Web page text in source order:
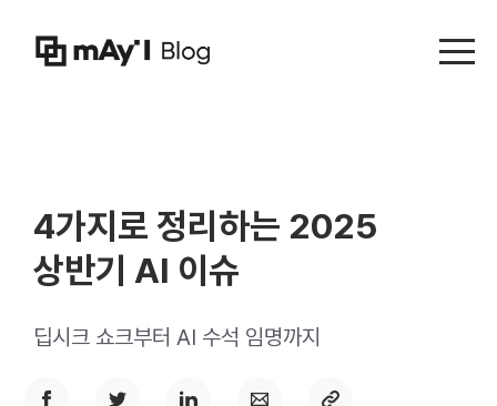
Menu
4가지로 정리하는 2025
상반기 AI 이슈
딥시크 쇼크부터 AI 수석 임명까지